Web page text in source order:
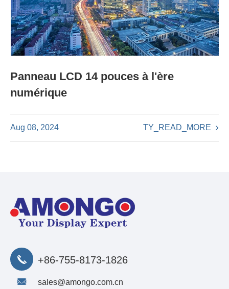
Panneau LCD 14 pouces à l'ère
numérique
Aug 08, 2024 TY_READ_MORE
+86-755-8173-1826
sales@amongo.com.cn